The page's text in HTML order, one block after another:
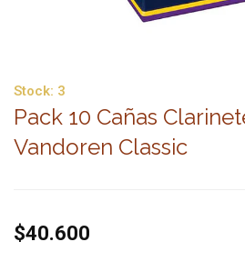
Stock: 3
Pack 10 Cañas
Vandoren Classic
$40.600